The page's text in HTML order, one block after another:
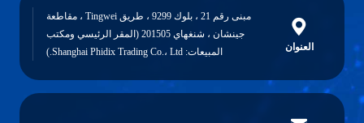
العنوان
مبنى رقم 21 ، بلوك 9299 ، طريق Tingwei ، مقاطعة
جينشان ، شنغهاي 201505 (المقر الرئيسي ومكتب
المبيعات: Shanghai Phidix Trading Co.، Ltd.)